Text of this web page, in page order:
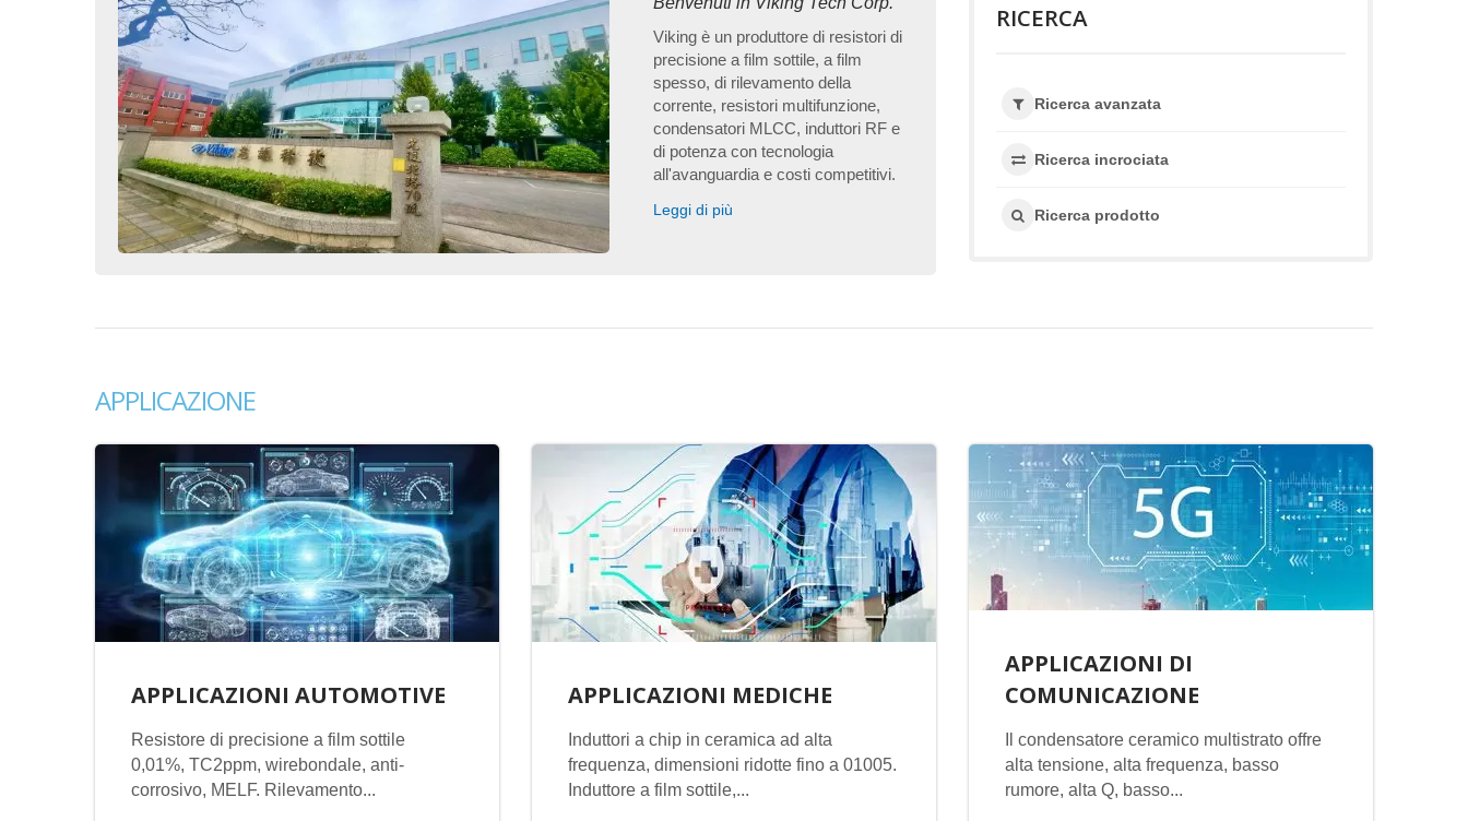
Viking è un produttore di resistori di
precisione a film sottile, a film
spesso, di rilevamento della
corrente, resistori multifunzione,
condensatori MLCC, induttori RF e
di potenza con tecnologia
all'avanguardia e costi competitivi.
Leggi di più
RICERCA
Ricerca avanzata
Ricerca incrociata
Ricerca prodotto
APPLICAZIONE
APPLICAZIONI AUTOMOTIVE
Resistore di precisione a film sottile
0,01%, TC2ppm, wirebondale, anti-
corrosivo, MELF. Rilevamento...
APPLICAZIONI MEDICHE
Induttori a chip in ceramica ad alta
frequenza, dimensioni ridotte fino a 01005.
Induttore a film sottile,...
APPLICAZIONI DI
COMUNICAZIONE
Il condensatore ceramico multistrato offre
alta tensione, alta frequenza, basso
rumore, alta Q, basso...